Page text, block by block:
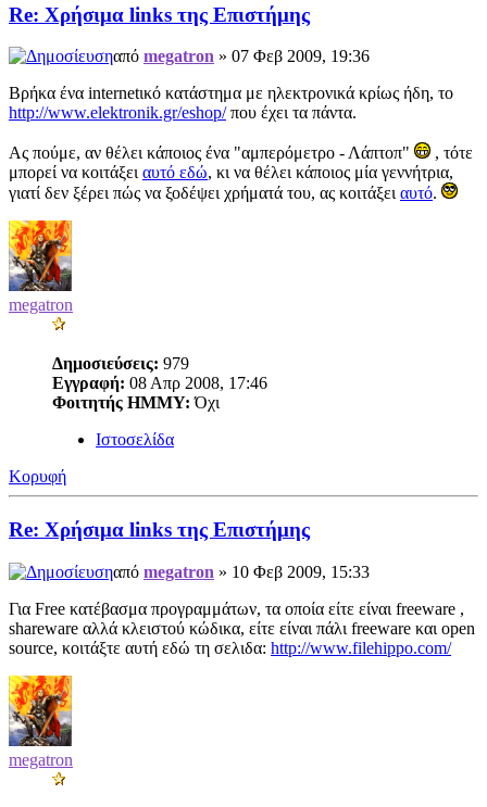
Re: Χρήσιμα links της Επιστήμης
από megatron » 07 Φεβ 2009, 19:36
Βρήκα ένα internetικό κατάστημα με ηλεκτρονικά κρίως ήδη, το
http://www.elektronik.gr/eshop/που έχει τα πάντα.
Ας πούμε, αν θέλει κάποιος ένα "αμπερόμετρο - Λάπτοπ"
, τότε
μπορεί να κοιτάξει αυτό εδώ, κι να θέλει κάποιος μία γεννήτρια,
γιατί δεν ξέρει πώς να ξοδέψει χρήματά του, ας κοιτάξει αυτό.
megatron
Δημοσιεύσεις: 979
Εγγραφή: 08 Απρ 2008, 17:46
Φοιτητής ΗΜΜΥ: Όχι
Ιστοσελίδα
Κορυφή
Re: Χρήσιμα links της Επιστήμης
από megatron » 10 Φεβ 2009, 15:33
Για Free κατέβασμα προγραμμάτων, τα οποία είτε είναι freeware ,
shareware αλλά κλειστού κώδικα, είτε είναι πάλι freeware και open
source, κοιτάξτε αυτή εδώ τη σελιδα: http://www.filehippo.com/
megatron